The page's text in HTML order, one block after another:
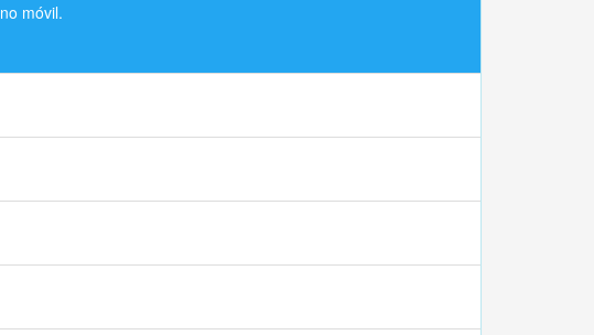
móvil.